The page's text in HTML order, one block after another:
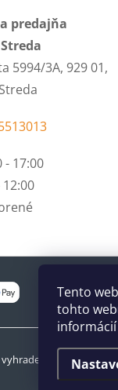
Tento
tohto
informácií
predajňa
5994/3A, 929 01,
- 17:00
12:00